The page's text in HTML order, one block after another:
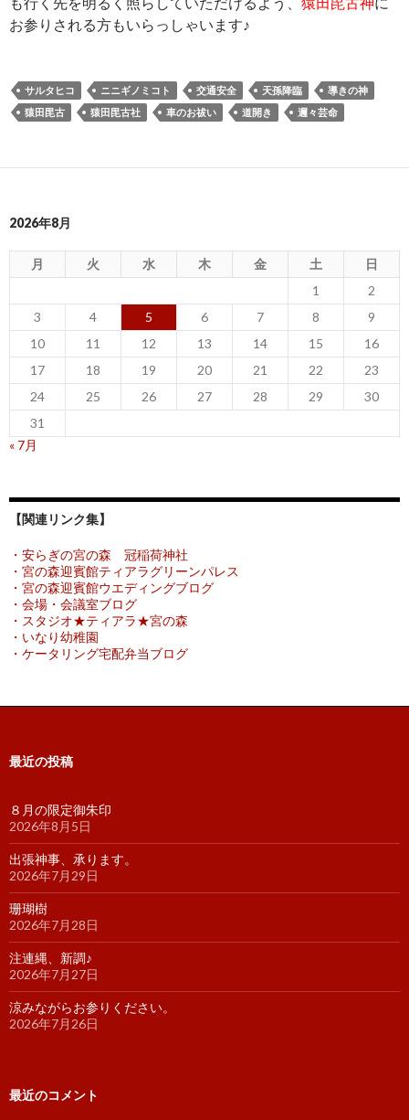
お参りされる方もいらっしゃいます♪
サルタヒコ ニニギノミコト 交通安全 天孫降臨
導きの神
猿田毘古
猿田毘古社 車のお祓い 道開き 邇々芸命
2026年8月
月 火 水 木 金 土
日
1
2
3
4 5 6 7 8
9
10
11 12 13 14 15
16
17
18 19 20 21 22
23
24
25 26 27 28 29
30
31
« 7月
【関連リンク集】
・安らぎの宮の森 冠稲荷神社
・宮の森迎賓館ティアラグリーンパレス
・宮の森迎賓館ウエディングブログ
・会場・会議室ブログ
・スタジオ★ティアラ★宮の森
・いなり幼稚園
・ケータリング宅配弁当ブログ
最近の投稿
８月の限定御朱印
2026年8月5日
出張神事、承ります。
2026年7月29日
珊瑚樹
2026年7月28日
注連縄、新調♪
2026年7月27日
涼みながらお参りください。
2026年7月26日
最近のコメント